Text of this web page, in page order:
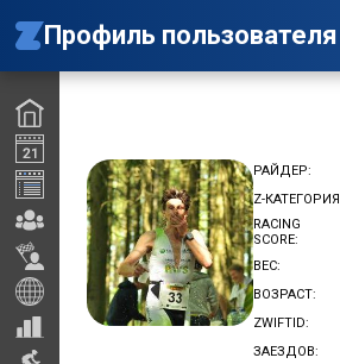
Профиль пользователя
РАЙДЕР
Z-КАТЕГОРИЯ
RACING
SCORE
ВЕС
ВОЗРАСТ
ZWIFTID
ЗАЕЗДОВ